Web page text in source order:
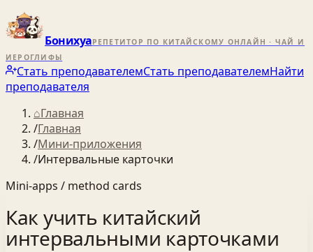
БонихуаРЕПЕТИТОР ПО КИТАЙСКОМУ ОНЛАЙН · ЧАЙ И
ИЕРОГЛИФЫ
Стать преподавателемСтать преподавателемНайти
преподавателя
⌂Главная
/Главная
/Мини-приложения
/Интервальные карточки
Mini-apps / method cards
Как учить китайский
интервальными карточками